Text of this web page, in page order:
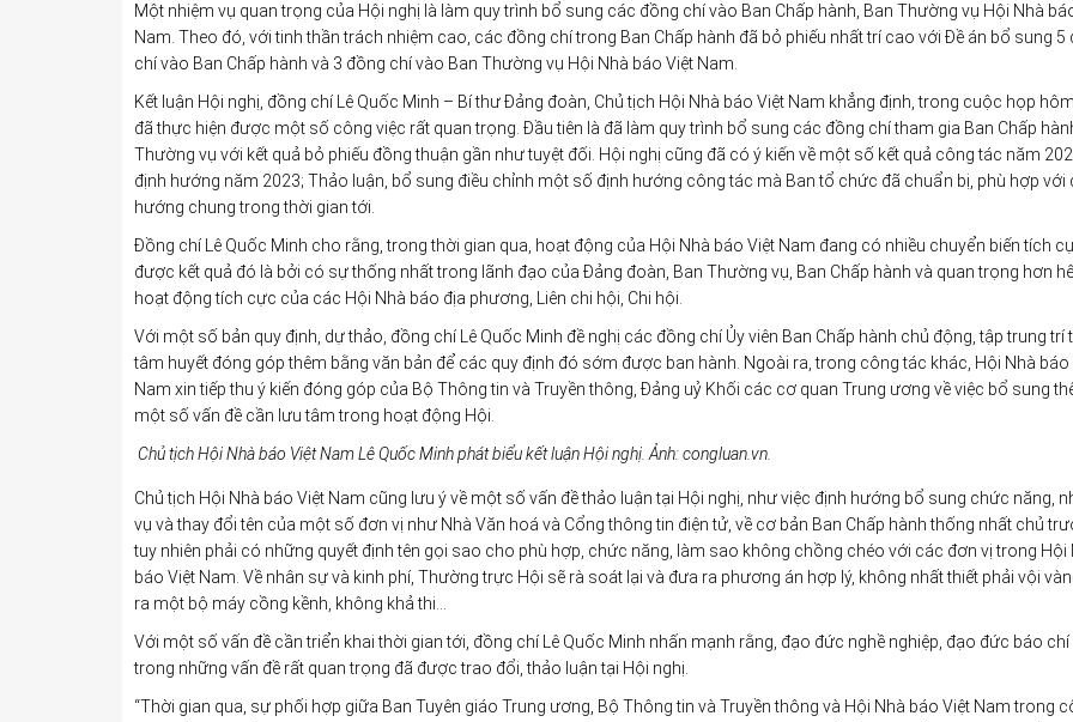
Một nhiệm vụ quan trọng của Hội nghị là làm quy trình bổ sung các đồng chí vào Ban Chấp hành, Ban Thường vụ Hội Nhà
Nam. Theo đó, với tinh thần trách nhiệm cao, các đồng chí trong Ban Chấp hành đã bỏ phiếu nhất trí cao với Đề án bổ sung 5
chí vào Ban Chấp hành và 3 đồng chí vào Ban Thường vụ Hội Nhà báo Việt Nam.
Kết luận Hội nghị, đồng chí Lê Quốc Minh – Bí thư Đảng đoàn, Chủ tịch Hội Nhà báo Việt Nam khẳng định, trong cuộc họp
đã thực hiện được một số công việc rất quan trọng. Đầu tiên là đã làm quy trình bổ sung các đồng chí tham gia Ban Chấp
Thường vụ với kết quả bỏ phiếu đồng thuận gần như tuyệt đối. Hội nghị cũng đã có ý kiến về một số kết quả công tác năm
định hướng năm 2023; Thảo luận, bổ sung điều chỉnh một số định hướng công tác mà Ban tổ chức đã chuẩn bị, phù hợp với
hướng chung trong thời gian tới.
Đồng chí Lê Quốc Minh cho rằng, trong thời gian qua, hoạt động của Hội Nhà báo Việt Nam đang có nhiều chuyển biến tích
được kết quả đó là bởi có sự thống nhất trong lãnh đạo của Đảng đoàn, Ban Thường vụ, Ban Chấp hành và quan trọng hơn
hoạt động tích cực của các Hội Nhà báo địa phương, Liên chi hội, Chi hội.
Với một số bản quy định, dự thảo, đồng chí Lê Quốc Minh đề nghị các đồng chí Ủy viên Ban Chấp hành chủ động, tập trung trí
tâm huyết đóng góp thêm bằng văn bản để các quy định đó sớm được ban hành. Ngoài ra, trong công tác khác, Hội Nhà báo
Nam xin tiếp thu ý kiến đóng góp của Bộ Thông tin và Truyền thông, Đảng uỷ Khối các cơ quan Trung ương về việc bổ sung
một số vấn đề cần lưu tâm trong hoạt động Hội.
Chủ tịch Hội Nhà báo Việt Nam Lê Quốc Minh phát biểu kết luận Hội nghị . Ảnh: congluan.vn.
Chủ tịch Hội Nhà báo Việt Nam cũng lưu ý về một số vấn đề thảo luận tại Hội nghị, như việc định hướng bổ sung chức năng,
vụ và thay đổi tên của một số đơn vị như Nhà Văn hoá và Cổng thông tin điện tử, về cơ bản Ban Chấp hành thống nhất chủ
tuy nhiên phải có những quyết định tên gọi sao cho phù hợp, chức năng, làm sao không chồng chéo với các đơn vị trong Hội
báo Việt Nam. Về nhân sự và kinh phí, Thường trực Hội sẽ rà soát lại và đưa ra phương án hợp lý, không nhất thiết phải vội
ra một bộ máy cồng kềnh, không khả thi…
Với một số vấn đề cần triển khai thời gian tới, đồng chí Lê Quốc Minh nhấn mạnh rằng, đạo đức nghề nghiệp, đạo đức báo
trong những vấn đề rất quan trọng đã được trao đổi, thảo luận tại Hội nghị.
“Thời gian qua, sự phối hợp giữa Ban Tuyên giáo Trung ương, Bộ Thông tin và Truyền thông và Hội Nhà báo Việt Nam trong